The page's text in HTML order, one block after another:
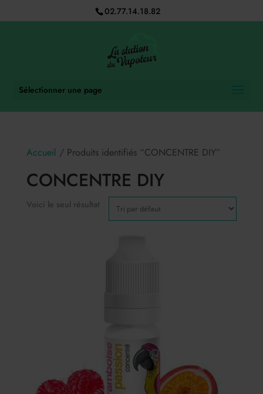
02.77.14.18.82
Sélectionner une page
Accueil / Produits identifiés “CONCENTRE DIY”
CONCENTRE DIY
Voici le seul résultat